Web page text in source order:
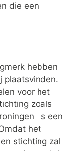
die een
hebben
plaatsvinden.
voor het
zoals
is een
het
stichting zal